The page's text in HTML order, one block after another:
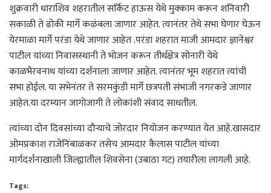
शुक्रवारी धाराशिव शहरातील सर्किट हाऊस येथे मुक्काम करून शनिवारी
सकाळी ते ढोकी मार्गे कळंबला जाणार आहेत. त्यानंतर तेथे सभा घेणार घेऊन
येरमाळा मार्गे परंडा येथे जाणार आहेत .परंडा शहरात माजी आमदार ज्ञानेश्वर
पाटील यांच्या निवासस्थानी ते भोजन करून तीर्थक्षेत्र सोनारी येथे
काळभैरवनाथ यांच्या दर्शनाला जाणार आहेत. त्यानंतर भूम शहरात त्यांची
सभा होईल. या सभेनंतर ते सरमकुंडी मार्गे छत्रपती संभाजी नगरकडे जाणार
आहेत.या दरम्यान जागोजागी ते लोकांशी संवाद साधतील.
त्यांच्या दोन दिवसांच्या दौऱ्याचे जोरदार नियोजन करण्यात येत आहे.खासदार
ओमप्रकाश राजेनिंबाळकर तसेच आमदार कैलास पाटील यांच्या
मार्गदर्शनाखाली जिल्ह्यातील शिवसेना (उबाठा गट) तयारीला लागली आहे.
Tags: